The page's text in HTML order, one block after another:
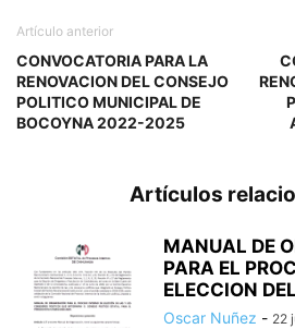
Artículo anterior
CONVOCATORIA PARA LA
RENOVACION DEL CONSEJO
POLITICO MUNICIPAL DE
BOCOYNA 2022-2025
Artículos
MANUAL DE
PARA EL
ELECCION
Oscar Nuñez - 22